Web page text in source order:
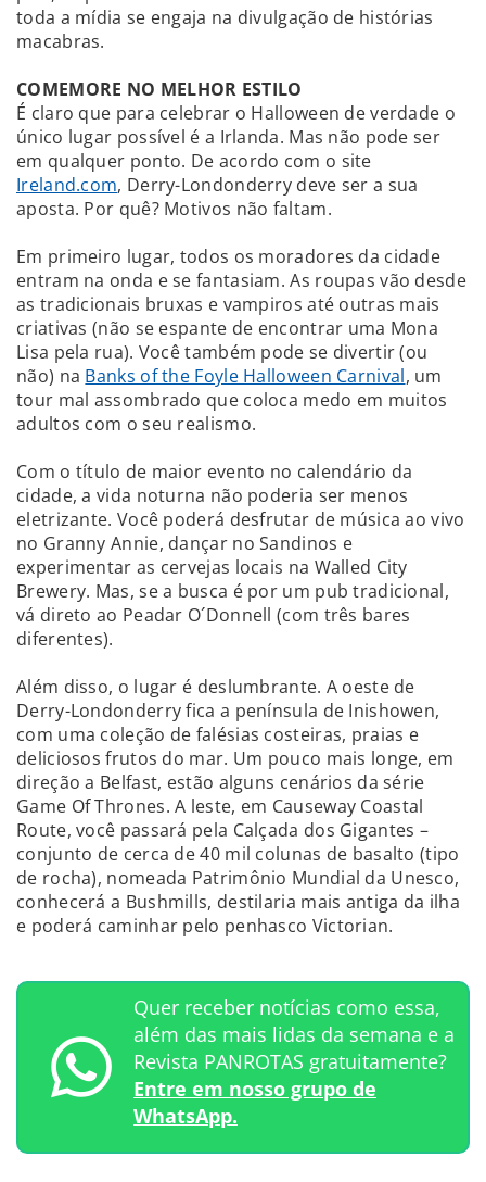
toda a mídia se engaja na divulgação de histórias
macabras.
COMEMORE NO MELHOR ESTILO
É claro que para celebrar o Halloween de verdade o
único lugar possível é a Irlanda. Mas não pode ser
em qualquer ponto. De acordo com o site
Ireland.com, Derry-Londonderry deve ser a sua
aposta. Por quê? Motivos não faltam.
Em primeiro lugar, todos os moradores da cidade
entram na onda e se fantasiam. As roupas vão desde
as tradicionais bruxas e vampiros até outras mais
criativas (não se espante de encontrar uma Mona
Lisa pela rua). Você também pode se divertir (ou
não) na Banks of the Foyle Halloween Carnival, um
tour mal assombrado que coloca medo em muitos
adultos com o seu realismo.
Com o título de maior evento no calendário da
cidade, a vida noturna não poderia ser menos
eletrizante. Você poderá desfrutar de música ao vivo
no Granny Annie, dançar no Sandinos e
experimentar as cervejas locais na Walled City
Brewery. Mas, se a busca é por um pub tradicional,
vá direto ao Peadar O´Donnell (com três bares
diferentes).
Além disso, o lugar é deslumbrante. A oeste de
Derry-Londonderry fica a península de Inishowen,
com uma coleção de falésias costeiras, praias e
deliciosos frutos do mar. Um pouco mais longe, em
direção a Belfast, estão alguns cenários da série
Game Of Thrones. A leste, em Causeway Coastal
Route, você passará pela Calçada dos Gigantes –
conjunto de cerca de 40 mil colunas de basalto (tipo
de rocha), nomeada Patrimônio Mundial da Unesco,
conhecerá a Bushmills, destilaria mais antiga da ilha
e poderá caminhar pelo penhasco Victorian.
Quer receber notícias como essa,
além das mais lidas da semana e a
Revista PANROTAS gratuitamente?
Entre em nosso grupo de
WhatsApp.